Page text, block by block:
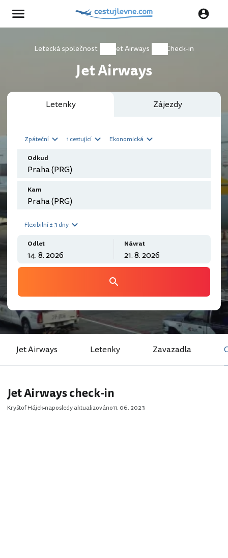
Letecká společnost Jet Airways Check-in
Jet Airways
Letenky Zájezdy
Zpáteční 1 cestující Ekonomická
Odkud
Kam
Flexibilní ± 3 dny
Odlet Návrat
Jet Airways Letenky Zavazadla
Jet Airways check-in
Kryštof Hájek naposledy aktualizováno11. 06. 2023